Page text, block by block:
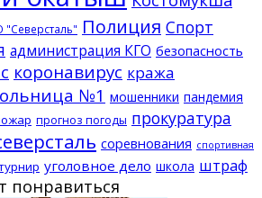
"Северсталь" Полиция Спорт
администрация КГО безопасность
коронавирус кража
№1 мошенники пандемия
прогноз погоды прокуратура
соревнования спортивная
уголовное дело школа штраф
понравиться